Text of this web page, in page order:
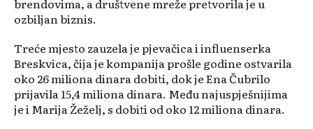
brendovima, a društvene mreže pretvorila je u
ozbiljan biznis.
Treće mjesto zauzela je pjevačica i influenserka
Breskvica, čija je kompanija prošle godine ostvarila
oko 26 miliona dinara dobiti, dok je Ena Čubrilo
prijavila 15,4 miliona dinara. Među najuspješnijima
je i Marija Žeželj, s dobiti od oko 12 miliona dinara.